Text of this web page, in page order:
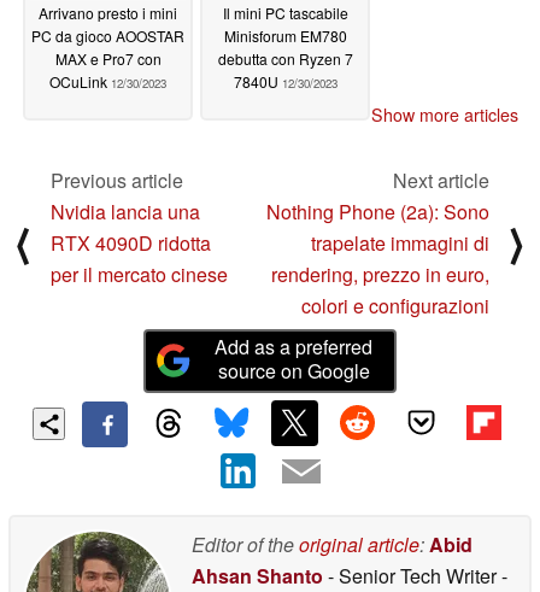
Arrivano presto i mini
PC da gioco AOOSTAR
MAX e Pro7 con
OCuLink 12/30/2023
Il mini PC tascabile
Minisforum EM780
debutta con Ryzen 7
7840U 12/30/2023
Show more articles
⟨
Previous article
Nvidia lancia una
RTX 4090D ridotta
per il mercato cinese
Next article
Nothing Phone (2a): Sono
trapelate immagini di
rendering, prezzo in euro,
colori e configurazioni
⟩
Add as a preferred
source on Google
Editor of theoriginal article:Abid
Ahsan Shanto - Senior Tech Writer-